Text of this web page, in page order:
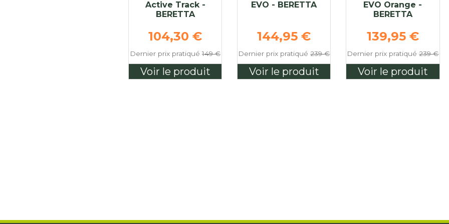
Active Track -
BERETTA
Prix de base
104,30 €
Dernier prix pratiqué149 €
Voir le produit
EVO - BERETTA
Prix de base
144,95 €
Dernier prix pratiqué239 €
Voir le produit
EVO Orange -
BERETTA
Prix de base
139,95 €
Dernier prix pratiqué239 €
Voir le produit